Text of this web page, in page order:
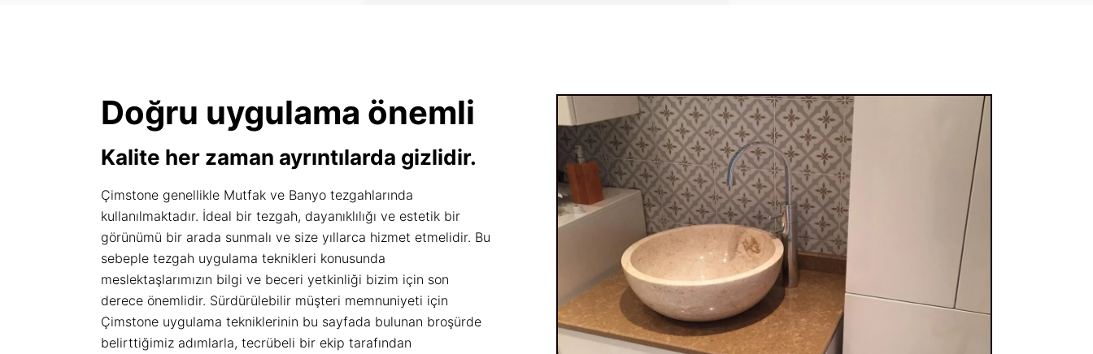
Doğru uygulama önemli
Kalite her zaman ayrıntılarda gizlidir.
Çimstone genellikle Mutfak ve Banyo tezgahlarında
kullanılmaktadır. İdeal bir tezgah, dayanıklılığı ve estetik bir
görünümü bir arada sunmalı ve size yıllarca hizmet etmelidir. Bu
sebeple tezgah uygulama teknikleri konusunda
meslektaşlarımızın bilgi ve beceri yetkinliği bizim için son
derece önemlidir. Sürdürülebilir müşteri memnuniyeti için
Çimstone uygulama tekniklerinin bu sayfada bulunan broşürde
belirttiğimiz adımlarla, tecrübeli bir ekip tarafından